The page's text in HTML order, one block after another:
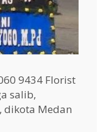
9434 Florist
salib,
dikota Medan